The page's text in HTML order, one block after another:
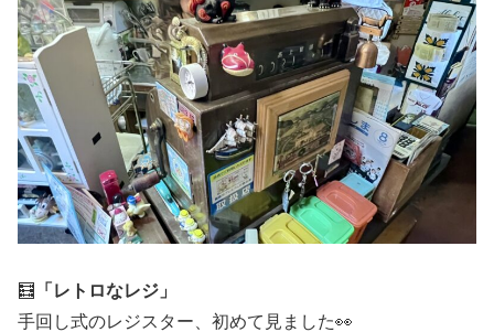
🧮
「レトロなレジ」
手回し式のレジスター、初めて見ました👀